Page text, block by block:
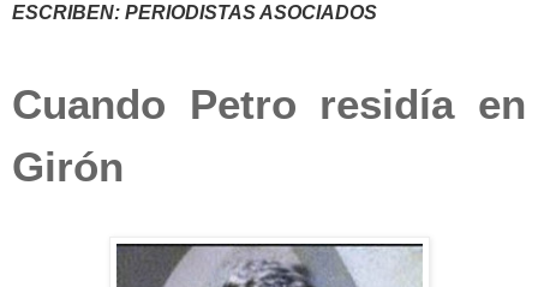
ESCRIBEN: PERIODISTAS ASOCIADOS
Cuando Petro residía en
Girón